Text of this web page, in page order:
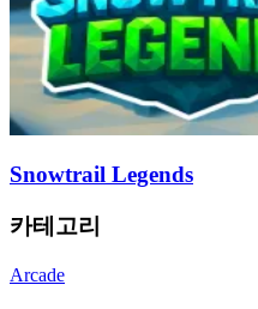
Snowtrail Legends
카테고리
Arcade